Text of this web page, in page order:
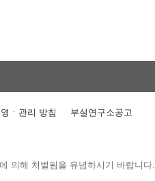
ㆍ관리 방침 부설연구소공고
의해 처벌됨을 유념하시기 바랍니다.